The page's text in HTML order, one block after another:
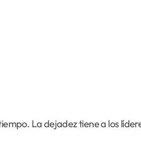
La dejadez tiene a los